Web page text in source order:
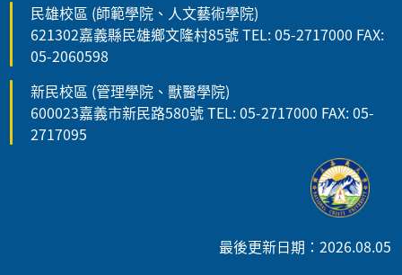
民雄校區 (師範學院、人文藝術學院)
621302嘉義縣民雄鄉文隆村85號 TEL: 05-2717000 FAX:
05-2060598
新民校區 (管理學院、獸醫學院)
600023嘉義市新民路580號 TEL: 05-2717000 FAX: 05-
2717095
最後更新日期：2026.08.05